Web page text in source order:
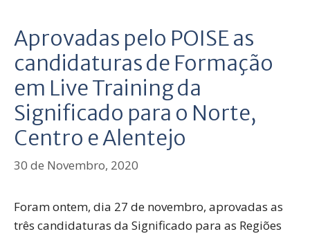
Aprovadas pelo POISE as
candidaturas de Formação
em Live Training da
Significado para o Norte,
Centro e Alentejo
30 de Novembro, 2020
Foram ontem, dia 27 de novembro, aprovadas as
três candidaturas da Significado para as Regiões